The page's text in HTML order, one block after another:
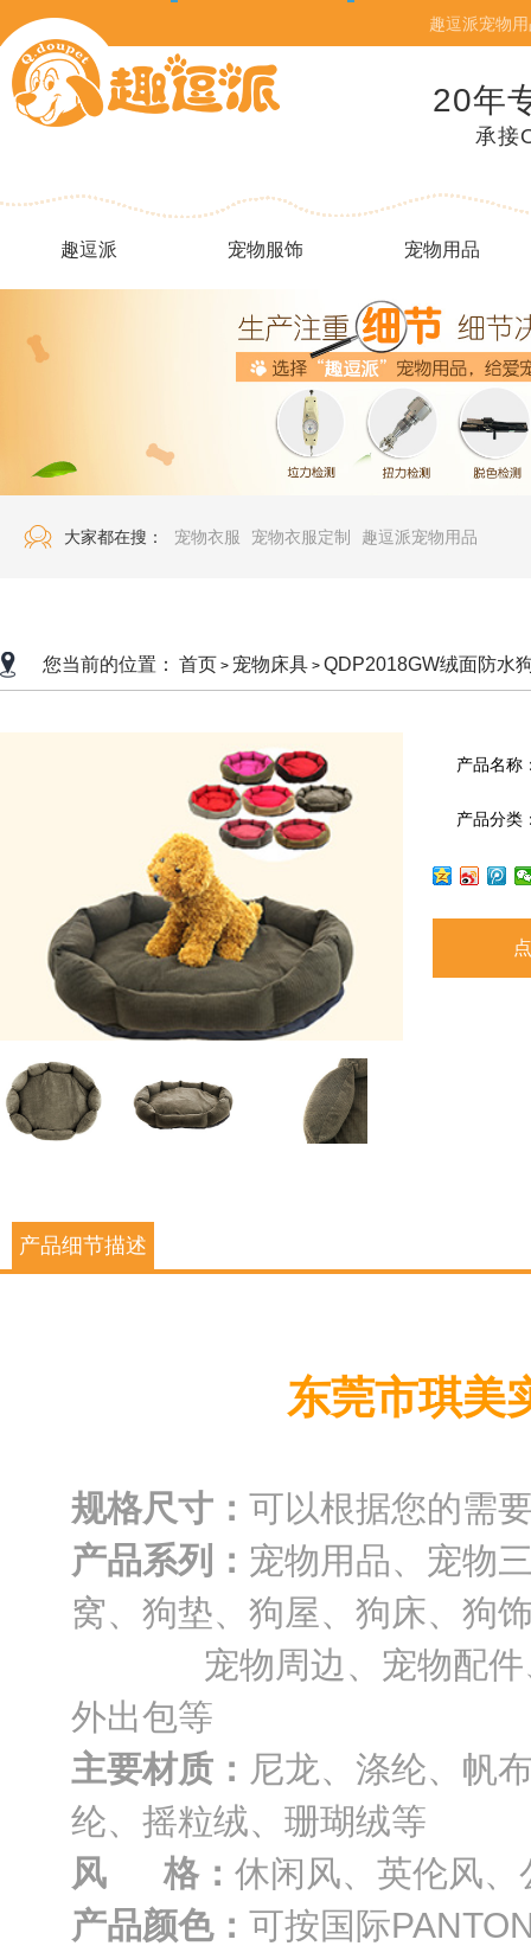
趣逗派宠物
20年
承接
趣逗派 宠物服饰 宠物用品
大家都在搜： 宠物衣服 宠物衣服定制 趣逗派宠物用品
您当前的位置： 首页 > 宠物床具 > QDP2018GW绒面防水
产品名称
产品分类
产品细节描述
东莞市琪美
规格尺寸： 可以根据您的需
产品系列： 宠物用品、宠物
窝、狗垫、狗屋、狗床、狗
宠物周边、宠物配件、
外出包等
主要材质： 尼龙、涤纶、帆
纶、摇粒绒、珊瑚绒等
风 格： 休闲风、英伦风
产品颜色： 可按国际